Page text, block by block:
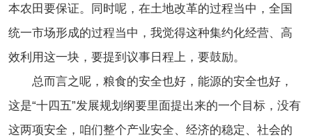
本农田要保证。同时呢，在土地改革的过程当中，全国
统一市场形成的过程当中，我觉得这种集约化经营、高
效利用这一块，要提到议事日程上，要鼓励。
总而言之呢，粮食的安全也好，能源的安全也好，
这是“十四五”发展规划纲要里面提出来的一个目标，没有
这两项安全，咱们整个产业安全、经济的稳定、社会的